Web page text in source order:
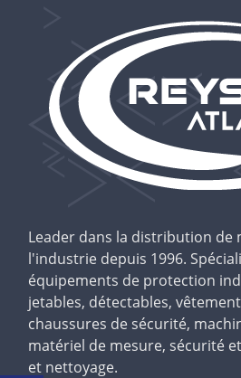
Leader dans la distribution de
l'industrie depuis 1996.
équipements de protection
jetables, détectables,
chaussures de sécurité,
matériel de mesure, sécurité
et nettoyage.